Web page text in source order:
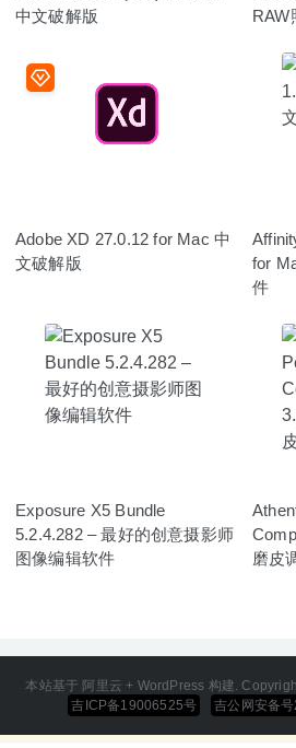
中文破解版
RAW
Adobe XD 27.0.12 for Mac 中
文破解版
for
件
Exposure X5 Bundle
5.2.4.282 – 最好的创意摄影师
图像编辑软件
磨皮
本站基于 阿里云 + WordPress 构建.
吉ICP备19006525号
吉公网安备